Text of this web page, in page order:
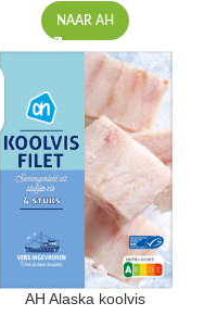
NAAR AH
AH Alaska koolvis